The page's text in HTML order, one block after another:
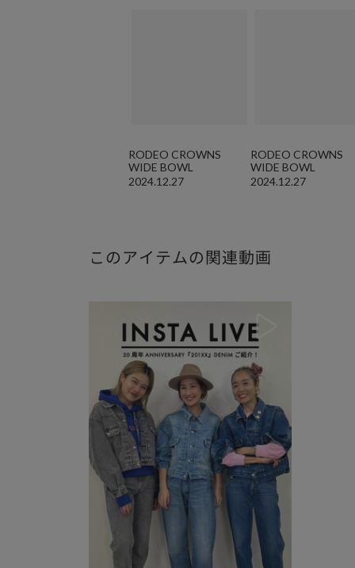
2024.12.27
RODEO CROWNS
WIDE BOWL
2024.12.27
RODEO CROWNS
WIDE BOWL
このアイテムの関連動画